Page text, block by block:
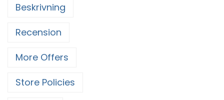
Beskrivning
Recension
More Offers
Store Policies